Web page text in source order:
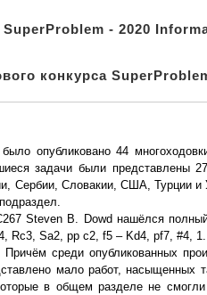
- 2020
конкурса
опубликовано 44
задачи были представлены
Сербии, Словакии, США, Турции
Steven B. Dowd нашёлся
Rc3, Sa2, pp c2, f5 – Kd4, pf7, #4,
среди опубликованных
мало работ, насыщенных
в общем разделе не